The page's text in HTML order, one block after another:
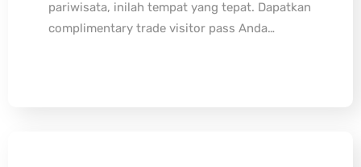
pariwisata, inilah tempat yang tepat. Dapatkan
complimentary trade visitor pass Anda…